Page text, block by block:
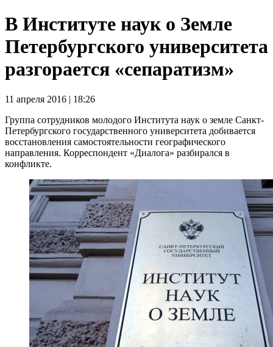
В Институте наук о Земле
Петербургского университета
разгорается «сепаратизм»
11 апреля 2016 | 18:26
Группа сотрудников молодого Института наук о земле Санкт-
Петербургского государственного университета добивается
восстановления самостоятельности географического
направления. Корреспондент «Диалога» разбирался в
конфликте.